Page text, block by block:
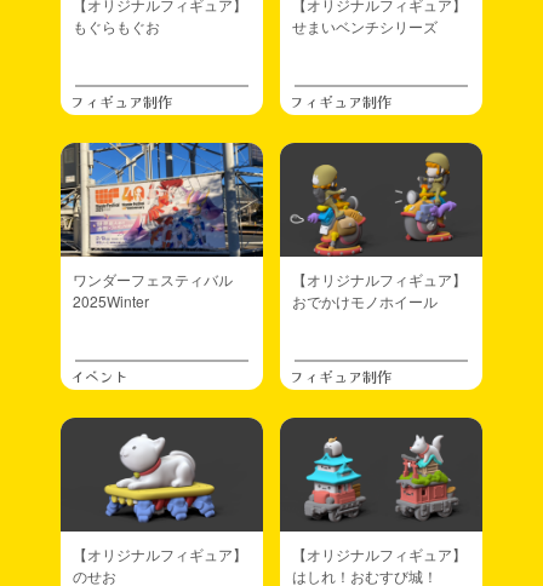
【オリジナルフィギュア】
もぐらもぐお
フィギュア制作
【オリジナルフィギュア】
せまいベンチシリーズ
フィギュア制作
ワンダーフェスティバル
2025Winter
イベント
【オリジナルフィギュア】
おでかけモノホイール
フィギュア制作
【オリジナルフィギュア】
のせお
【オリジナルフィギュア】
はしれ！おむすび城！